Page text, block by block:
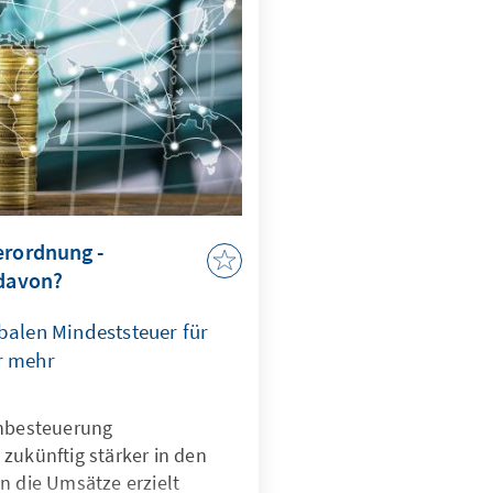
-
Mindeststeuer für
mehr
stärker in den
die Umsätze erzielt